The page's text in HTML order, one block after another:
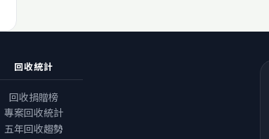
回收統計
回收捐贈榜
專案回收統計
五年回收趨勢